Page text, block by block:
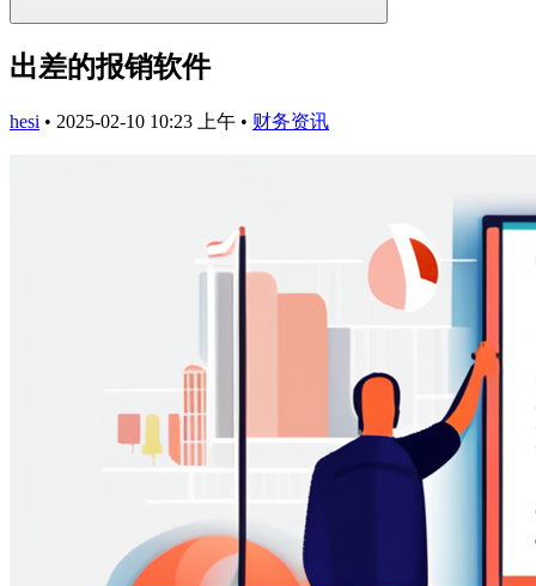
出差的报销软件
hesi • 2025-02-10 10:23 上午 • 财务资讯